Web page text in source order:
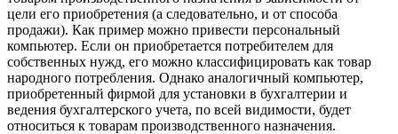
цели его приобретения (а следовательно, и от способа
продажи). Как пример можно привести персональный
компьютер. Если он приобретается потребителем для
собственных нужд, его можно классифицировать как товар
народного потребления. Однако аналогичный компьютер,
приобретенный фирмой для установки в бухгалтерии и
ведения бухгалтерского учета, по всей видимости, будет
относиться к товарам производственного назначения.